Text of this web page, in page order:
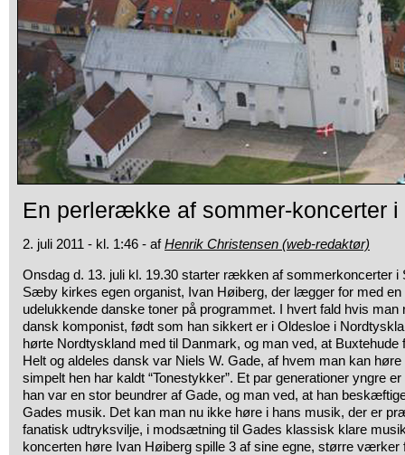
En perlerække af sommer-koncerter
2. juli 2011 - kl. 1:46 - afHenrik Christensen (web-redaktør)
Onsdag d. 13. juli kl. 19.30 starter rækken af sommerkoncerter
Sæby kirkes egen organist, Ivan Høiberg, der lægger for med
udelukkende danske toner på programmet. I hvert fald hvis man
dansk komponist, født som han sikkert er i Oldesloe i
hørte Nordtyskland med til Danmark, og man ved, at Buxtehude
Helt og aldeles dansk var Niels W. Gade, af hvem man kan
simpelt hen har kaldt “Tonestykker”. Et par generationer yngre
han var en stor beundrer af Gade, og man ved, at han
Gades musik. Det kan man nu ikke høre i hans musik, der er
fanatisk udtryksvilje, i modsætning til Gades klassisk klare
koncerten høre Ivan Høiberg spille 3 af sine egne, større værker